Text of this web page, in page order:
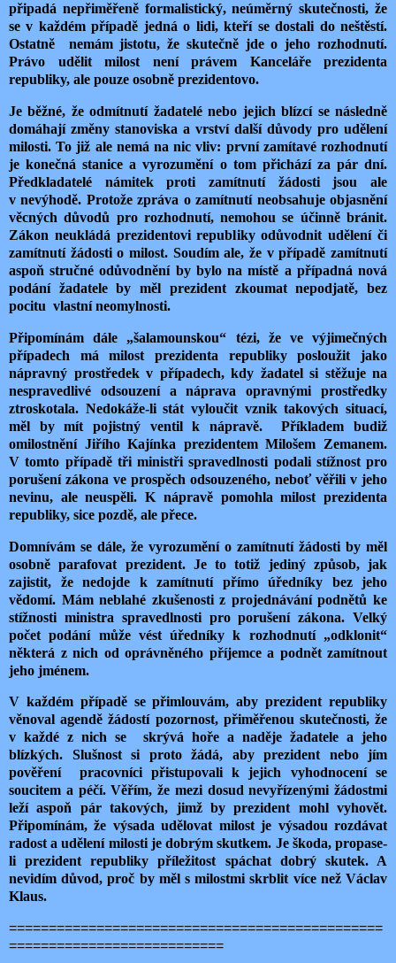
připadá nepřiměřeně formalistický, neúměrný skutečnosti, že
se v každém případě jedná o lidi, kteří se dostali do neštěstí.
Ostatně
nemám jistotu, že skutečně jde o jeho rozhodnutí.
Právo udělit milost není právem Kanceláře prezidenta
republiky, ale pouze osobně prezidentovo.
Je běžné, že odmítnutí žadatelé nebo jejich blízcí se následně
domáhají změny stanoviska a vrství další důvody pro udělení
milosti. To již ale nemá na nic vliv: první zamítavé rozhodnutí
je konečná stanice a vyrozumění o tom přichází za pár dní.
Předkladatelé námitek proti zamítnutí žádosti jsou ale
v nevýhodě. Protože zpráva o zamítnutí neobsahuje objasnění
věcných důvodů pro rozhodnutí, nemohou se účinně bránit.
Zákon neukládá prezidentovi republiky odůvodnit udělení či
zamítnutí žádosti o milost. Soudím ale, že v případě zamítnutí
aspoň stručné odůvodnění by bylo na místě a případná nová
podání žadatele by měl prezident zkoumat nepodjatě, bez
pocitu vlastní neomylnosti.
Připomínám dále „šalamounskou“ tézi, že ve výjimečných
případech má milost prezidenta republiky posloužit jako
nápravný prostředek v případech, kdy žadatel si stěžuje na
nespravedlivé odsouzení a náprava opravnými prostředky
ztroskotala. Nedokáže-li stát vyloučit vznik takových situací,
měl by mít pojistný ventil k nápravě.
Příkladem budiž
omilostnění Jiřího Kajínka prezidentem Milošem Zemanem.
V tomto případě tři ministři spravedlnosti podali stížnost pro
porušení zákona ve prospěch odsouzeného, neboť věřili v jeho
nevinu, ale neuspěli. K nápravě pomohla milost prezidenta
republiky, sice pozdě, ale přece.
Domnívám se dále, že vyrozumění o zamítnutí žádosti by měl
osobně parafovat prezident. Je to totiž jediný způsob, jak
zajistit, že nedojde k zamítnutí přímo úředníky bez jeho
vědomí. Mám neblahé zkušenosti z projednávání podnětů ke
stížnosti ministra spravedlnosti pro porušení zákona. Velký
počet podání může vést úředníky k rozhodnutí „odklonit“
některá z nich od oprávněného příjemce a podnět zamítnout
jeho jménem.
V každém případě se přimlouvám, aby prezident republiky
věnoval agendě žádostí pozornost, přiměřenou skutečnosti, že
v každé z nich se
skrývá hoře a naděje žadatele a jeho
blízkých. Slušnost si proto žádá, aby prezident nebo jím
pověření
pracovníci přistupovali k jejich vyhodnocení se
soucitem a péčí. Věřím, že mezi dosud nevyřízenými žádostmi
leží aspoň pár takových, jimž by prezident mohl vyhovět.
Připomínám, že výsada udělovat milost je výsadou rozdávat
radost a udělení milosti je dobrým skutkem. Je škoda, propase-
li prezident republiky příležitost spáchat dobrý skutek. A
nevidím důvod, proč by měl s milostmi skrblit více než Václav
Klaus.
===============================================
===========================